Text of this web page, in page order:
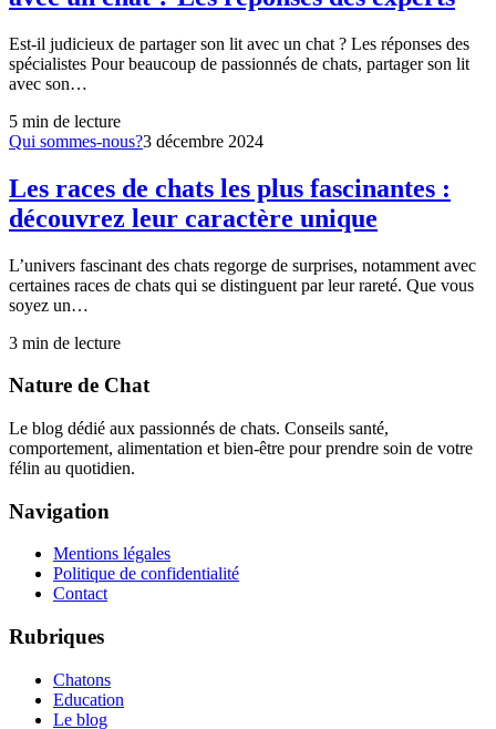
Est-il judicieux de partager son lit avec un chat ? Les réponses des
spécialistes Pour beaucoup de passionnés de chats, partager son lit
avec son…
5 min de lecture
Qui sommes-nous?3 décembre 2024
Les races de chats les plus fascinantes :
découvrez leur caractère unique
L’univers fascinant des chats regorge de surprises, notamment avec
certaines races de chats qui se distinguent par leur rareté. Que vous
soyez un…
3 min de lecture
Nature de Chat
Le blog dédié aux passionnés de chats. Conseils santé,
comportement, alimentation et bien-être pour prendre soin de votre
félin au quotidien.
Navigation
Mentions légales
Politique de confidentialité
Contact
Rubriques
Chatons
Education
Le blog